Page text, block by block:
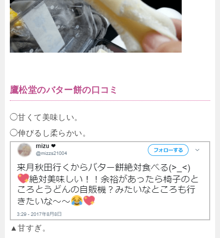
鷹松堂のバター餅の口コミ
◯甘くて美味しい。
◯伸びるし柔らかい。
▲甘すぎ。